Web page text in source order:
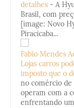
detalhes - A
Brasil, com
[image: Novo
Piracicaba...
Fabio Mendes
Lojas carros
imposto que o
no comércio de
operam com a
enfrentando